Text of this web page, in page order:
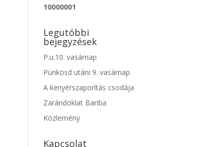
10000001
Legutóbbi
bejegyzések
P.u.10. vasárnap
Pünkösd utáni 9. vasárnap
A kenyérszaporítás csodája
Zarándoklat Bariba
Közlemény
Kapcsolat